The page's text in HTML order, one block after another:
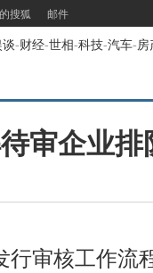
搜狐 邮件
谈-财经-世相-科技-汽车-房
审企业排
审核工作流